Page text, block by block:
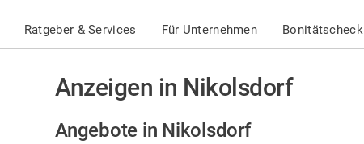
Ratgeber & Services Für Unternehmen Bonitätscheck
Anzeigen in Nikolsdorf
Angebote in Nikolsdorf